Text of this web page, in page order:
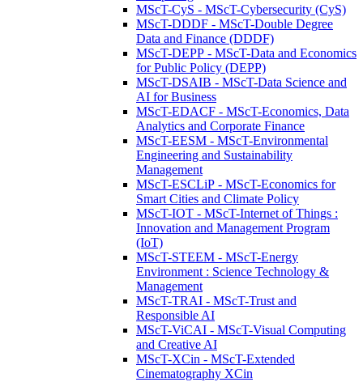
MScT-CyS - MScT-Cybersecurity (CyS)
MScT-DDDF - MScT-Double Degree
Data and Finance (DDDF)
MScT-DEPP - MScT-Data and Economics
for Public Policy (DEPP)
MScT-DSAIB - MScT-Data Science and
AI for Business
MScT-EDACF - MScT-Economics, Data
Analytics and Corporate Finance
MScT-EESM - MScT-Environmental
Engineering and Sustainability
Management
MScT-ESCLiP - MScT-Economics for
Smart Cities and Climate Policy
MScT-IOT - MScT-Internet of Things :
Innovation and Management Program
(IoT)
MScT-STEEM - MScT-Energy
Environment : Science Technology &
Management
MScT-TRAI - MScT-Trust and
Responsible AI
MScT-ViCAI - MScT-Visual Computing
and Creative AI
MScT-XCin - MScT-Extended
Cinematography XCin